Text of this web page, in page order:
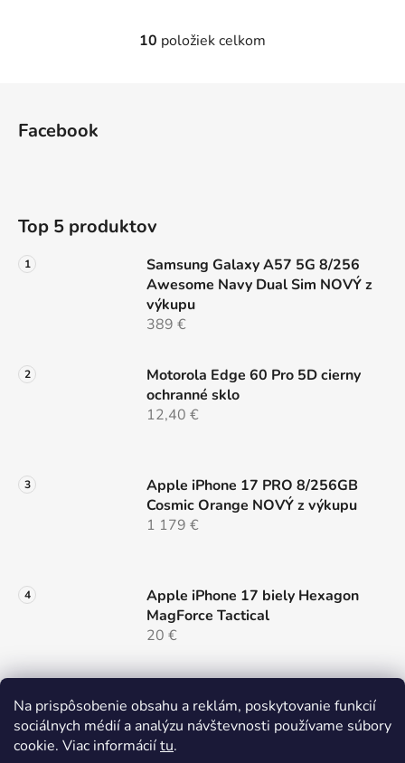
Na prispôsobenie obsahu a reklám, poskytovanie funkcií
sociálnych médií a analýzu návštevnosti používame súbory
cookie. Viac informáciítu.
O
v
k
p
i
s
10 položiek celkom
Facebook
Top 5 produktov
Samsung Galaxy A57 5G 8/256
Awesome Navy Dual Sim NOVÝ z
výkupu
389 €
Motorola Edge 60 Pro 5D cierny
ochranné sklo
12,40 €
Apple iPhone 17 PRO 8/256GB
Cosmic Orange NOVÝ z výkupu
1 179 €
Apple iPhone 17 biely Hexagon
MagForce Tactical
20 €
Samsung Galaxy S26 ULTRA 5G
12/256 Black Dual Sim NOVÝ z
výkupu